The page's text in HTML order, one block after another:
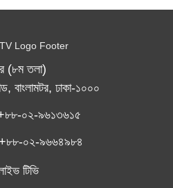
(৮ম তলা)
বাংলামটর, ঢাকা-১০০০
০২-৯৬১৩৬১৫
+৮৮-০২-৯৬৬৪৯৮৪
টিভি